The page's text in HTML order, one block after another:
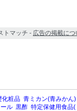
トマッチ - 広告の掲載につ
化粧品 青ミカン(青みかん)
ル 黒酢 特定保健用食品(